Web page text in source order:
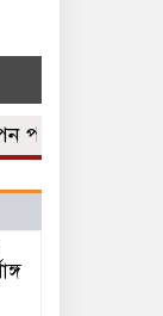
৮১ সদস্য